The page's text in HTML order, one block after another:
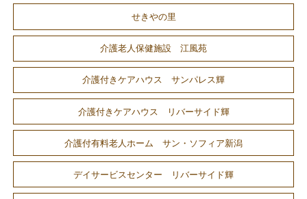
せきやの里
介護老人保健施設 江風苑
介護付きケアハウス サンパレス輝
介護付きケアハウス リバーサイド輝
介護付有料老人ホーム サン・ソフィア新潟
デイサービスセンター リバーサイド輝